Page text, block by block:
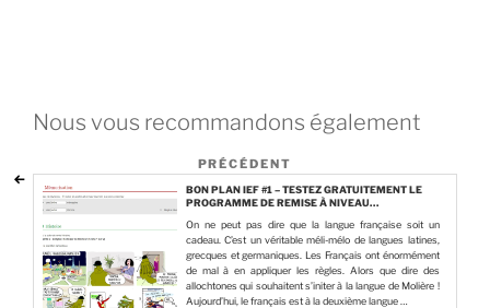
Nous vous recommandons également
PRÉCÉDENT
BON PLAN IEF #1 – TESTEZ GRATUITEMENT LE
PROGRAMME DE REMISE À NIVEAU
On ne peut pas dire que la langue française soit un
cadeau. C’est un véritable méli-mélo de langues latines,
grecques et germaniques. Les Français ont énormément
de mal à en appliquer les règles. Alors que dire des
allochtones qui souhaitent s’initer à la langue de Molière !
Aujourd’hui, le français est à la deuxième langue …